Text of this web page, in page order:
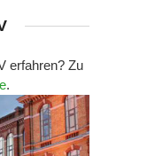
erfahren? Zu
.